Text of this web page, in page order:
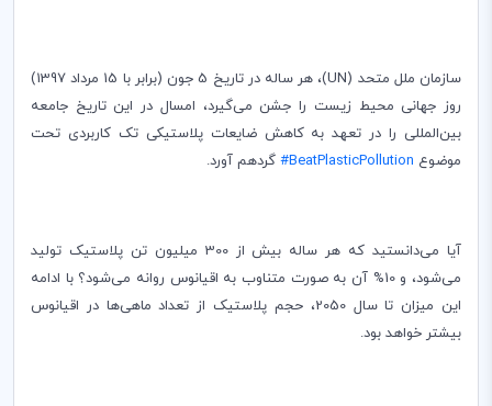
سازمان ملل متحد (UN
)، هر ساله در تاریخ 5 جون (برابر با 15 مرداد 1397)
روز جهانی محیط‌ زیست را جشن می‌گیرد، امسال در این تاریخ جامعه
بین‌المللی را در تعهد به کاهش ضایعات پلاستیکی تک کاربردی تحت
موضوع #BeatPlasticPollution گردهم ‌آورد.
آیا می‌دانستید که هر ساله بیش از 300 میلیون تن پلاستیک تولید
می
شود، و 10% آن به صورت متناوب به اقیانوس روانه می‌شود؟ با ادامه
این میزان تا سال 2050، حجم پلاستیک از تعداد ماهی‌ها در اقیانوس
بیشتر خواهد بود.